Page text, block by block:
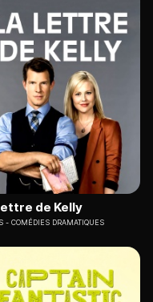
de Kelly
COMÉDIES DRAMATIQUES